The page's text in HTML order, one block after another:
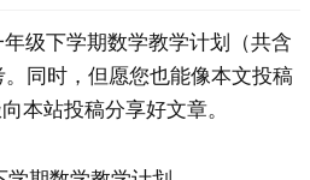
级下学期数学教学计划（共含
同时，但愿您也能像本文投稿
本站投稿分享好文章。